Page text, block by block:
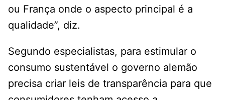
ou França onde o aspecto principal é a
qualidade”, diz.
Segundo especialistas, para estimular o
consumo sustentável o governo alemão
precisa criar leis de transparência para que